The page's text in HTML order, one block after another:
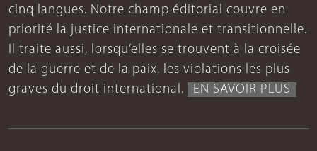
cinq langues. Notre champ éditorial couvre en
priorité la justice internationale et transitionnelle.
Il traite aussi, lorsqu’elles se trouvent à la croisée
de la guerre et de la paix, les violations les plus
graves du droit international.
EN SAVOIR PLUS